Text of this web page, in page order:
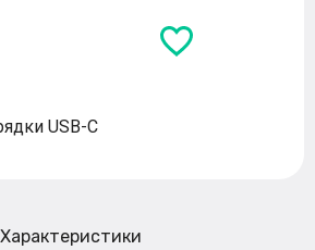
USB-C
Характеристики